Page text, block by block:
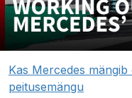
Kas Mercedes
peitusemängu